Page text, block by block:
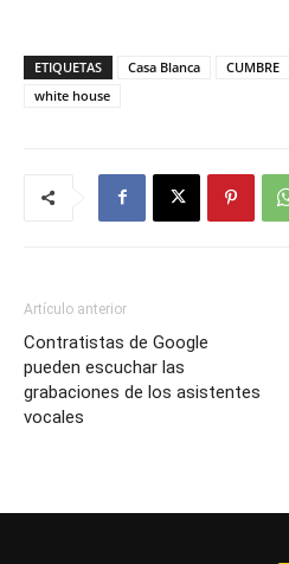
ETIQUETAS Casa Blanca CUMBRE
white house
Artículo anterior
Contratistas de Google
pueden escuchar las
grabaciones de los asistentes
vocales